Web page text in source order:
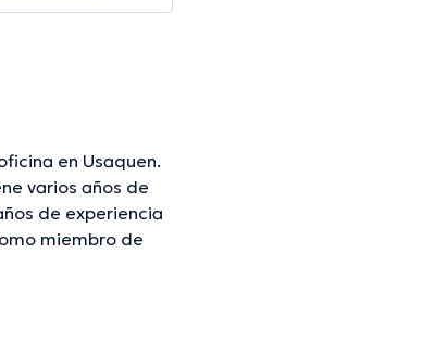
en Usaquen.
varios años de
de experiencia
miembro de